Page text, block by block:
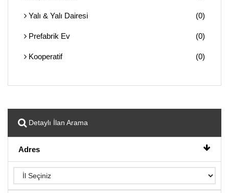
Yalı & Yalı Dairesi (0)
Prefabrik Ev (0)
Kooperatif (0)
Detaylı İlan Arama
Adres